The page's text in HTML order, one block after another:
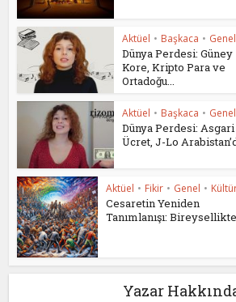
Aktüel • Başkaca • Genel
Dünya Perdesi: Güney
Kore, Kripto Para ve
Ortadoğu...
Aktüel • Başkaca • Genel
Dünya Perdesi: Asgari
Ücret, J-Lo
Aktüel • Fikir • Genel •
Cesaretin Yeniden
Tanımlanışı:
Yazar